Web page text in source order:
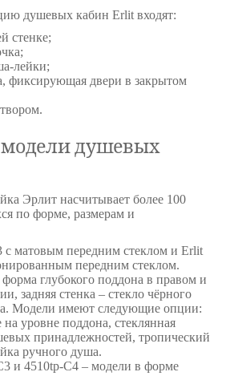
душевых кабин Erlit входят:
стенке;
лейки;
фиксирующая двери в закрытом
душевых
Эрлит насчитывает более 100
по форме, размерам и
с матовым передним стеклом и Erlit
передним стеклом.
глубокого поддона в правом и
задняя стенка – стекло чёрного
Модели имеют следующие опции:
на уровне поддона, стеклянная
принадлежностей, тропический
ручного душа.
и 4510tp-C4 – модели в форме